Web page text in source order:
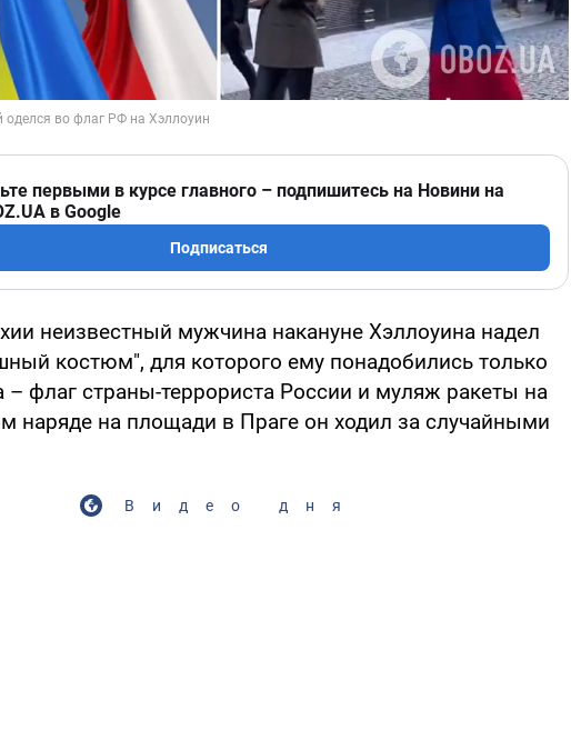
первыми в курсе главного – подпишитесь на Новини на
в Google
Подписаться
неизвестный мужчина накануне Хэллоуина надел
костюм", для которого ему понадобились только
– флаг страны-террориста России и муляж ракеты на
наряде на площади в Праге он ходил за случайными
Видео дня